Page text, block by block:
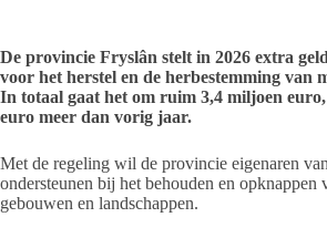
De provincie Fryslân stelt in 2026 extra
voor het herstel en de herbestemming van
In totaal gaat het om ruim 3,4 miljoen
euro meer dan vorig jaar.
Met de regeling wil de provincie eigenaren
ondersteunen bij het behouden en opknappen
gebouwen en landschappen.